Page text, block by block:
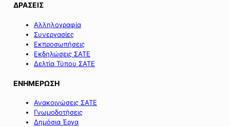
ΔΡΑΣΕΙΣ
Αλληλογραφία
Συνεργασίες
Εκπροσωπήσεις
Εκδηλώσεις ΣΑΤΕ
Δελτία Τύπου ΣΑΤΕ
ΕΝΗΜΕΡΩΣΗ
Ανακοινώσεις ΣΑΤΕ
Γνωμοδοτήσεις
Δημόσια Έργα